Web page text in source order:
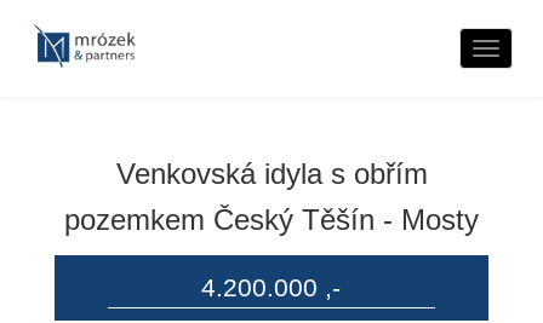
Venkovská idyla s obřím
pozemkem Český Těšín - Mosty
4.200.000 ,-